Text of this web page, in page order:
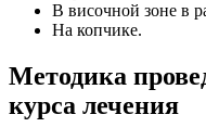
В височной зоне в
На копчике.
Методика
курса лечения